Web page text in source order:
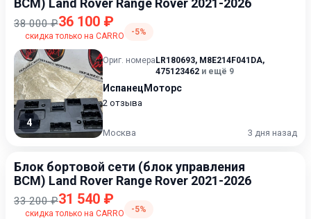
BCM) Land Rover Range Rover 2021-2026
38 000 ₽36 100 ₽
скидка только на CARRO -5%
4
Ориг. номера LR180693, M8E214F041DA,
475123462 и ещё 9
ИспанецМоторс
2 отзыва
Москва 3 дня назад
Блок бортовой сети (блок управления
BCM) Land Rover Range Rover 2021-2026
33 200 ₽31 540 ₽
скидка только на CARRO -5%